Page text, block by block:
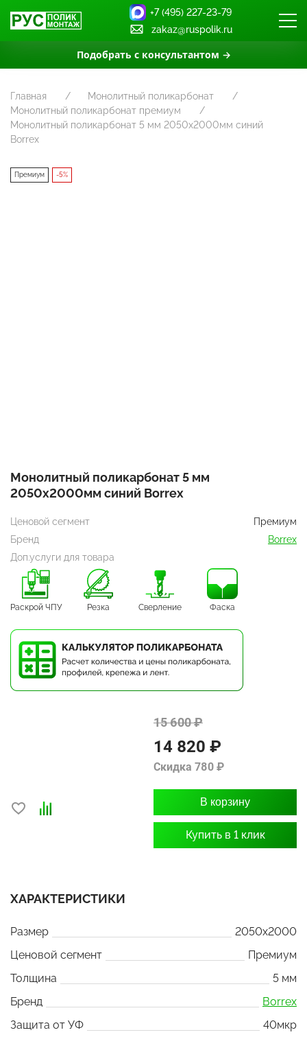
Подобрать с консультантом →
+7 (495) 227-23-79
zakaz@ruspolik.ru
Главная
Монолитный поликарбонат
Монолитный поликарбонат премиум
Монолитный поликарбонат 5 мм 2050х2000мм синий
Borrex
Премиум -5%
Монолитный поликарбонат 5 мм
2050х2000мм синий Borrex
Ценовой сегмент
Премиум
Бренд
Borrex
Доп.услуги для товара
Раскрой ЧПУ Резка Сверление Фаска
15 600 ₽
14 820 ₽
Скидка 780 ₽
В корзину
Купить в 1 клик
ХАРАКТЕРИСТИКИ
Размер
2050x2000
Ценовой сегмент
Премиум
Толщина
5 мм
Бренд
Borrex
Защита от УФ
40мкр